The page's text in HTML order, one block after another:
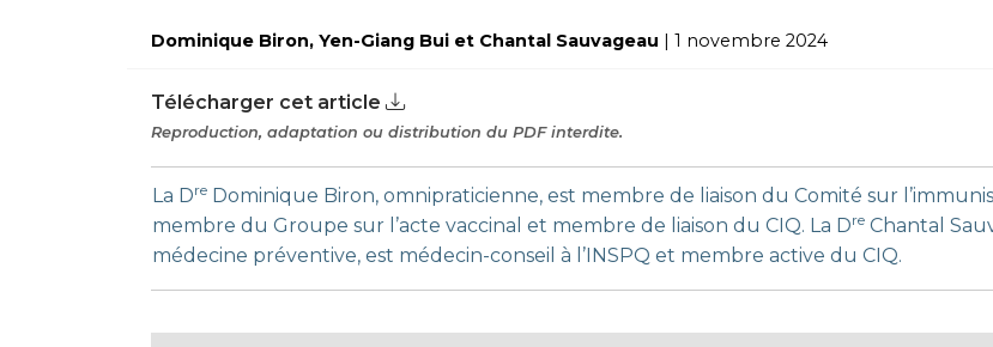
Dominique Biron, Yen-Giang Bui et Chantal Sauvageau | 1 novembre 2024
Télécharger cet article
Reproduction, adaptation ou distribution du PDF interdite.
La Dre Dominique Biron, omnipraticienne, est membre de liaison du Comité sur
membre du Groupe sur l’acte vaccinal et membre de liaison du CIQ. La Dre Chantal
médecine préventive, est médecin-conseil à l’INSPQ et membre active du CIQ.